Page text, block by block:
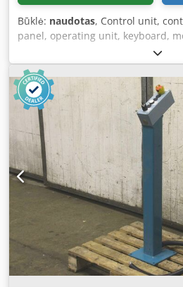
Būklė: naudotas, Control unit,
panel, operating unit, keyboard,
terminal - Manufacturer:
injection moulding machine BA-
380/120/H85 mm - Weight: 1.7 kg